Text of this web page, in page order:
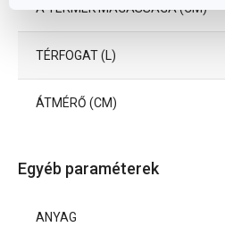
A TERMÉK MAGASSÁGA (CM)
TÉRFOGAT (L)
ÁTMÉRŐ (CM)
Egyéb paraméterek
ANYAG